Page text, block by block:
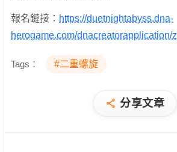
報名鏈接： https://duetnightabyss.dna-
herogame.com/dnacreatorapplication/
Tags： #二重螺旋
分享文章